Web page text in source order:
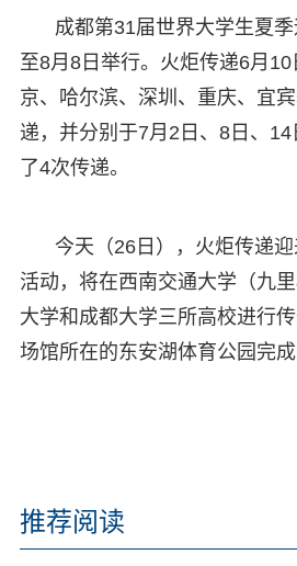
成都第31届世界大学生夏
至8月8日举行。火炬传递6月
京、哈尔滨、深圳、重庆、宜
递，并分别于7月2日、8日、
了4次传递。
今天（26日），火炬传递
活动，将在西南交通大学（九
大学和成都大学三所高校进行
场馆所在的东安湖体育公园完成
推荐阅读